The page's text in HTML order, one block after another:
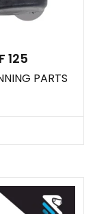
125
PARTS